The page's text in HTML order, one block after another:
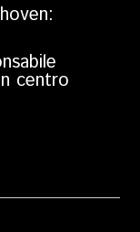
centro